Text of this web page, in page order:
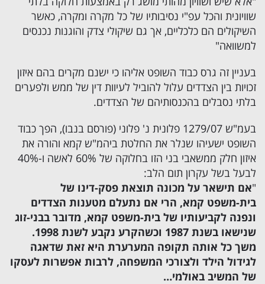
שוויונית והכל עפ"י נסיבותיו של כל מקרה ומקרה, כאשר
השיקולים הם כלכליים, אך גם שיקולי צדק והוגנות נכנסים
למשוואה"
בעניין זה גרס כבוד השופט אליהו כי ישנם מקרים בהם איזון
זכויות בין הצדדים עלול להוביל לעיוות דין של ממש ולפערים
בלתי נסבלים בהכנסותיהם של הצדדים.
בעמ"ש 1279/07 פלונית נ' פלוני (פורסם בנבו), הפך כבוד
השופט ישעיהו שנלר את החלטת ביהמ"ש קמא והורה את
איזון חלק ממשאבי בני הזו בחלוקה של 60% לאשה ו-40%
לבעל בשל עקרון תום הלב:
"אם תישאר על מכונה תוצאת פסק-דינו של
בית-משפט קמא, הרי אם נתעלם מטענות הצדדים
ונפנה לקביעותיו של בית-משפט קמא, מדובר בבני-זוג
שנישאו בשנת 1987 וכשהקרע נקבע לשנת 1998.
משך כל אותה תקופה המערערת היא זאת שדאגה
לגידול הילד ולצורכי המשפחה, לרבות אפשרות לעסקו
של המשיב באולמי…